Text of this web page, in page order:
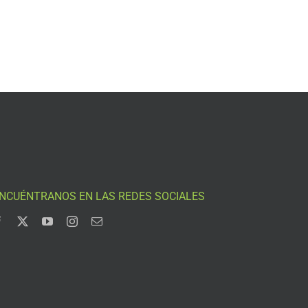
EN LAS REDES SOCIALES